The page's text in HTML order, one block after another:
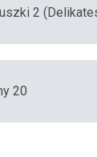
2
20